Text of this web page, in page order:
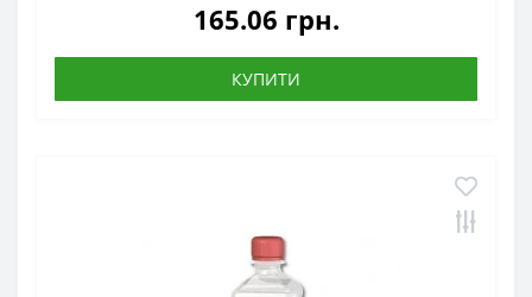
165.06 грн.
КУПИТИ